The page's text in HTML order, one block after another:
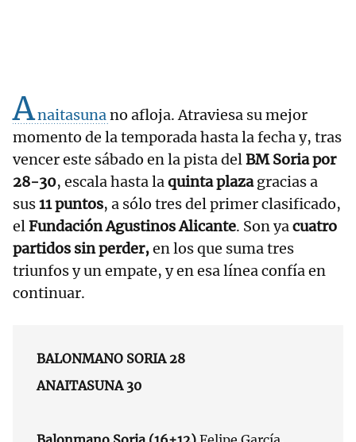
Anaitasunano afloja. Atraviesa su mejor
momento de la temporada hasta la fecha y, tras
vencer este sábado en la pista delBM Soria por
28-30, escala hasta laquinta plazagracias a
sus11 puntos, a sólo tres del primer clasificado,
elFundación Agustinos Alicante. Son yacuatro
partidos sin perder,en los que suma tres
triunfos y un empate, y en esa línea confía en
continuar.
BALONMANO SORIA 28
ANAITASUNA 30